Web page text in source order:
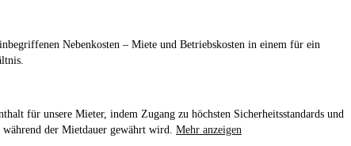
Nebenkosten – Miete und Betriebskosten in einem für ein
für unsere Mieter, indem Zugang zu höchsten Sicherheitsstandards und
der Mietdauer gewährt wird. Mehr anzeigen